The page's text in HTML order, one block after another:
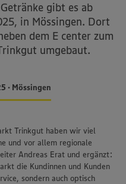
gibt es ab
in Mössingen. Dort
dem E center zum
umgebaut.
• Mössingen
Trinkgut haben wir viel
und vor allem regionale
Andreas Erat und ergänzt:
die Kundinnen und Kunden
sondern auch optisch